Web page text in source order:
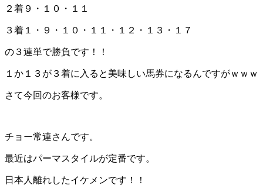
２着９・１０・１１
３着１・９・１０・１１・１２・１３・１７
の３連単で勝負です！！
１か１３が３着に入ると美味しい馬券になるんですがｗｗｗ
さて今回のお客様です。
チョー常連さんです。
最近はパーマスタイルが定番です。
日本人離れしたイケメンです！！